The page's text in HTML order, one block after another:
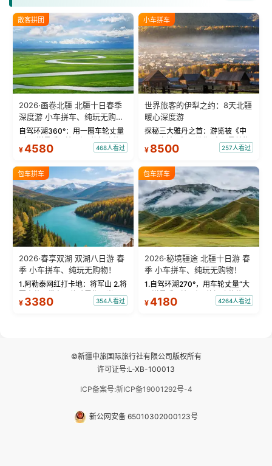
散客拼团
2026·画卷北疆 北疆十日春季
深度游 小车拼车、纯玩无购
物！
自驾环湖360°：用一圈车轮丈量
“大西洋最后一滴眼泪”的极致蔚
蓝。 赛湖旅拍：甄选多款风格服
绝美瞬间。 赛湖坦克300跟车视
频：专业摄影师...
¥4580 468人看过
小车拼车
世界旅客的伊犁之约：8天北疆
暖心深度游
探秘三大雅丹之首：游览被《中
国国家地理》评选为“中国最美的
三大雅丹”第一名的克拉玛依魔鬼
瓦人最大村落——禾木村，欣赏
晨雾与小木...
¥ 8500 257人看过
包车拼车
2026·春享双湖 双湖八日游 春
季 小车拼车、纯玩无购物！
1.阿勒泰网红打卡地：将军山 2.将
军山落日缆车，体验雪都风光 3.
将军山，夕阳派对，蹦迪party 4.
¥ 3380 354人看过
包车拼车
2026·秘境疆途 北疆十日游 春
季 小车拼车、纯玩无购物！
1.自驾环湖270°，用车轮丈量“大
西洋最后一滴眼泪”的极致蔚蓝，
让雪山、花海与深邃湖水在转弯
¥4180 4264人看过
©新疆中旅国际旅行社有限公司版权所有
许可证号:L-XB-100013
ICP备案号:新ICP备19001292号-4
新公网安备 65010302000123号